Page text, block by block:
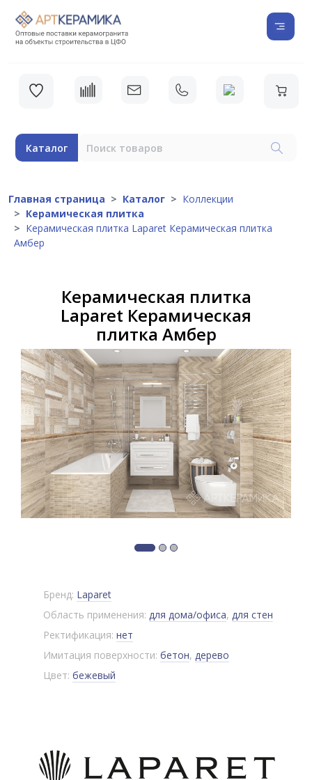
Каталог
Главная страница Каталог
Коллекции
Керамическая плитка
Керамическая плитка Laparet Керамическая плитка
Амбер
Керамическая плитка
Laparet Керамическая
плитка Амбер
Бренд: Laparet
Область применения: для дома/офиса, для стен
Ректификация: нет
Имитация поверхности: бетон, дерево
Цвет: бежевый